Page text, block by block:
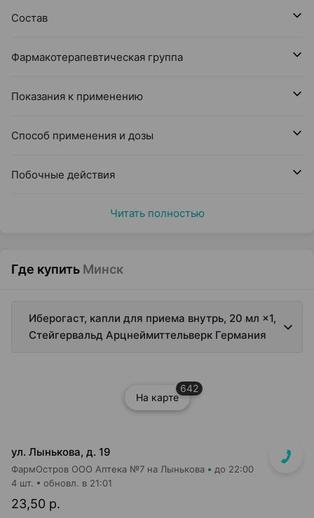
Состав
Фармакотерапевтическая группа
Показания к применению
Способ применения и дозы
Побочные действия
Читать полностью
Где купить Минск
Иберогаст, капли для приема внутрь, 20 мл ×1,
Стейгервальд Арцнеймиттельверк Германия
На карте
642
ул. Лынькова, д. 19
ФармОстров ООО Аптека №7 на Лынькова до 22:00
23,50 р.
4 шт. обновл. в 21:01